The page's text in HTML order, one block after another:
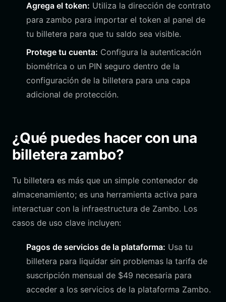
Agrega el token: Utiliza la dirección de contrato
para zambo para importar el token al panel de
tu billetera para que tu saldo sea visible.
Protege tu cuenta: Configura la autenticación
biométrica o un PIN seguro dentro de la
configuración de la billetera para una capa
adicional de protección.
¿Qué puedes hacer con una
billetera zambo?
Tu billetera es más que un simple contenedor de
almacenamiento; es una herramienta activa para
interactuar con la infraestructura de Zambo. Los
casos de uso clave incluyen:
Pagos de servicios de la plataforma: Usa tu
billetera para liquidar sin problemas la tarifa de
suscripción mensual de $49 necesaria para
acceder a los servicios de la plataforma Zambo.